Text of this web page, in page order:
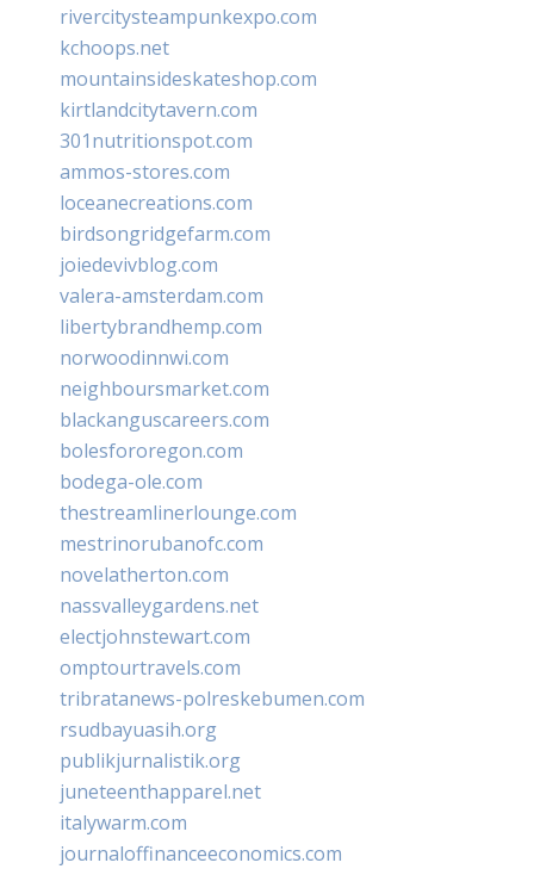
rivercitysteampunkexpo.com
kchoops.net
mountainsideskateshop.com
kirtlandcitytavern.com
301nutritionspot.com
ammos-stores.com
loceanecreations.com
birdsongridgefarm.com
joiedevivblog.com
valera-amsterdam.com
libertybrandhemp.com
norwoodinnwi.com
neighboursmarket.com
blackanguscareers.com
bolesfororegon.com
bodega-ole.com
thestreamlinerlounge.com
mestrinorubanofc.com
novelatherton.com
nassvalleygardens.net
electjohnstewart.com
omptourtravels.com
tribratanews-polreskebumen.com
rsudbayuasih.org
publikjurnalistik.org
juneteenthapparel.net
italywarm.com
journaloffinanceeconomics.com